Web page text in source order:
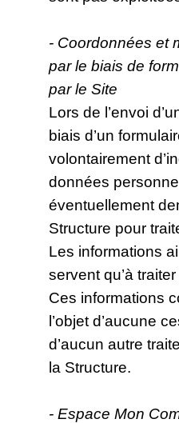
- Coordonnées et
par le biais de
par le Site
Lors de l’envoi
biais d’un
volontairement
données
éventuellement
Structure pour
Les informations
servent qu’à
Ces informations
l’objet d’aucune
d’aucun autre
la Structure.
- Espace Mon